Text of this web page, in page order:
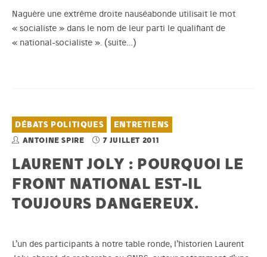
Naguère une extrême droite nauséabonde utilisait le mot
« socialiste » dans le nom de leur parti le qualifiant de
« national-socialiste ». (suite…)
DÉBATS POLITIQUES ENTRETIENS
ANTOINE SPIRE 7 JUILLET 2011
LAURENT JOLY : POURQUOI LE
FRONT NATIONAL EST-IL
TOUJOURS DANGEREUX.
L’un des participants à notre table ronde, l’historien Laurent